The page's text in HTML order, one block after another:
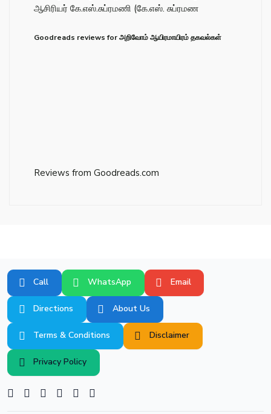
ஆசிரியர் கே.எஸ்.சுப்ரமணி (கே.எஸ். சுப்ரமண
Goodreads reviews for அறிவோம் ஆயிரமாயிரம் தகவல்கள்
Reviews from Goodreads.com
Call WhatsApp Email
Directions About Us
Terms & Conditions Disclaimer
Privacy Policy